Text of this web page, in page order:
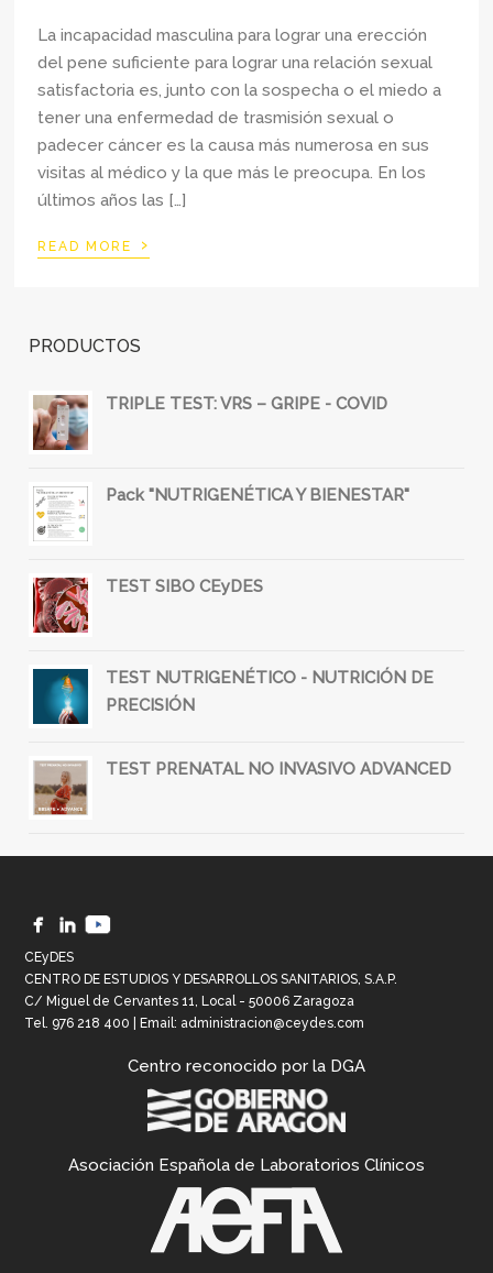
La incapacidad masculina para lograr una erección
del pene suficiente para lograr una relación sexual
satisfactoria es, junto con la sospecha o el miedo a
tener una enfermedad de trasmisión sexual o
padecer cáncer es la causa más numerosa en sus
visitas al médico y la que más le preocupa. En los
últimos años las […]
READ MORE ›
PRODUCTOS
TRIPLE TEST: VRS – GRIPE - COVID
Pack "NUTRIGENÉTICA Y BIENESTAR"
TEST SIBO CEyDES
TEST NUTRIGENÉTICO - NUTRICIÓN DE
PRECISIÓN
TEST PRENATAL NO INVASIVO ADVANCED
CEyDES
CENTRO DE ESTUDIOS Y DESARROLLOS SANITARIOS, S.A.P.
C/ Miguel de Cervantes 11, Local - 50006 Zaragoza
Tel. 976 218 400 | Email: administracion@ceydes.com
Centro reconocido por la DGA
Asociación Española de Laboratorios Clínicos